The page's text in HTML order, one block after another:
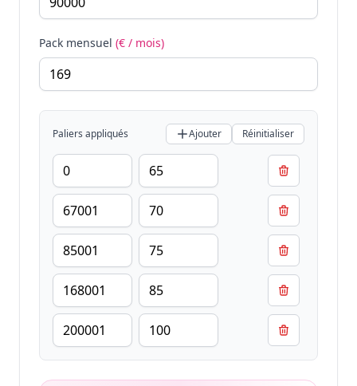
Pack mensuel (€ / mois)
Paliers appliqués Ajouter Réinitialiser